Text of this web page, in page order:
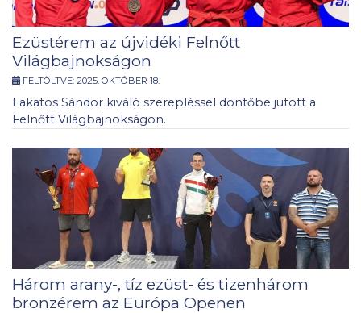
Ezüstérem az újvidéki Felnőtt
Világbajnokságon
FELTÖLTVE: 2025. OKTÓBER 18.
Lakatos Sándor kiváló szerepléssel döntőbe jutott a
Felnőtt Világbajnokságon.
Három arany-, tíz ezüst- és tizenhárom
bronzérem az Európa Openen